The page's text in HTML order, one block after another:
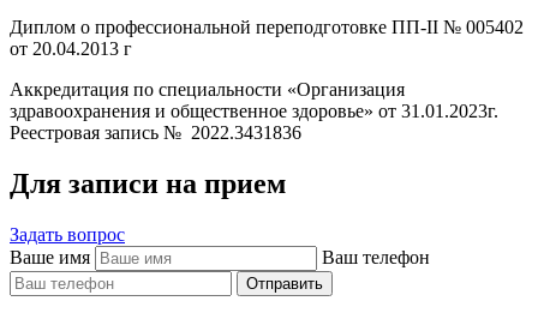
Диплом о профессиональной переподготовке ПП-II № 005402
от 20.04.2013 г
Аккредитация по специальности «Организация
здравоохранения и общественное здоровье» от 31.01.2023г.
Реестровая запись № 2022.3431836
Для записи на прием
Задать вопрос
Ваше имя
Ваш телефон